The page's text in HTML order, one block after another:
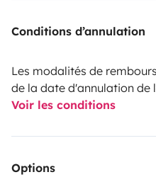
Conditions d’annulation
Les modalités de
de la date d'annulation de
Voir les conditions
Options